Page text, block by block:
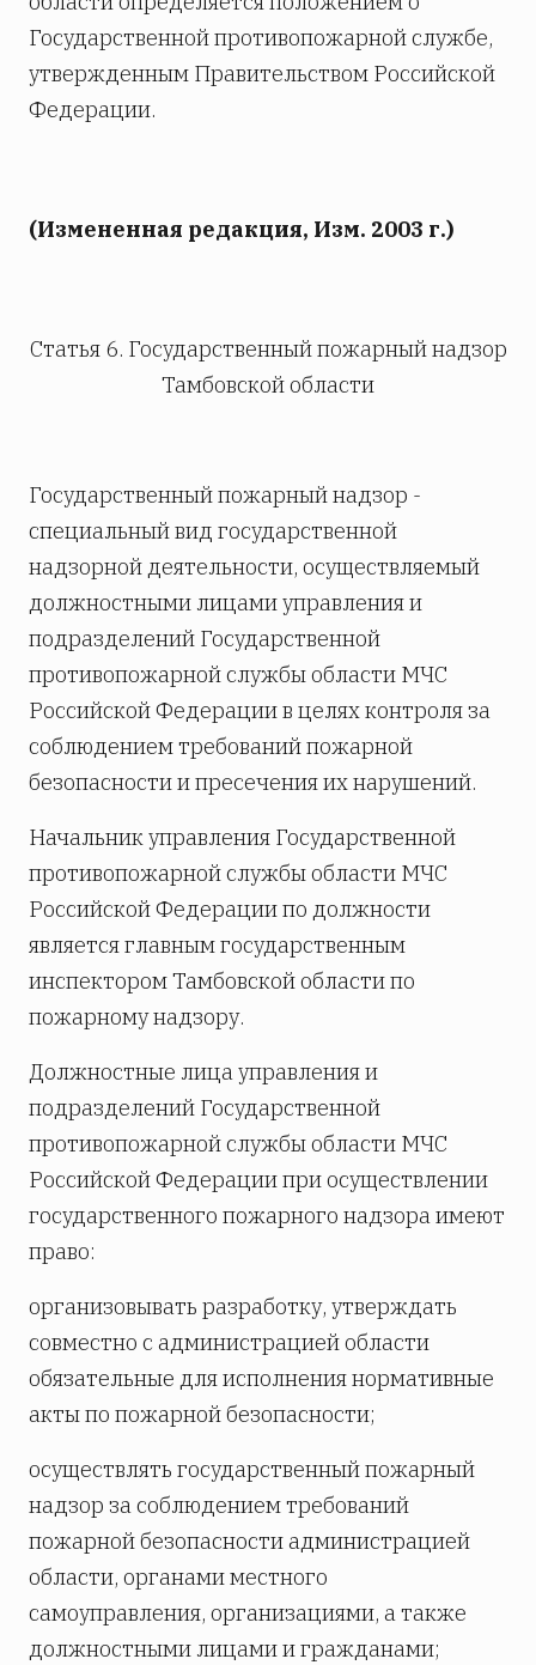
Государственной противопожарной службе,
утвержденным Правительством Российской
Федерации.
(Измененная редакция, Изм. 2003 г.)
Статья 6. Государственный пожарный надзор
Тамбовской области
Государственный пожарный надзор -
специальный вид государственной
надзорной деятельности, осуществляемый
должностными лицами управления и
подразделений Государственной
противопожарной службы области МЧС
Российской Федерации в целях контроля за
соблюдением требований пожарной
безопасности и пресечения их нарушений.
Начальник управления Государственной
противопожарной службы области МЧС
Российской Федерации по должности
является главным государственным
инспектором Тамбовской области по
пожарному надзору.
Должностные лица управления и
подразделений Государственной
противопожарной службы области МЧС
Российской Федерации при осуществлении
государственного пожарного надзора имеют
право:
организовывать разработку, утверждать
совместно с администрацией области
обязательные для исполнения нормативные
акты по пожарной безопасности;
осуществлять государственный пожарный
надзор за соблюдением требований
пожарной безопасности администрацией
области, органами местного
самоуправления, организациями, а также
должностными лицами и гражданами;